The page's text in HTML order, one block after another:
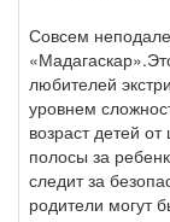
Совсем
любителей
уровнем
возраст детей
полосы за
следит за
родители могут